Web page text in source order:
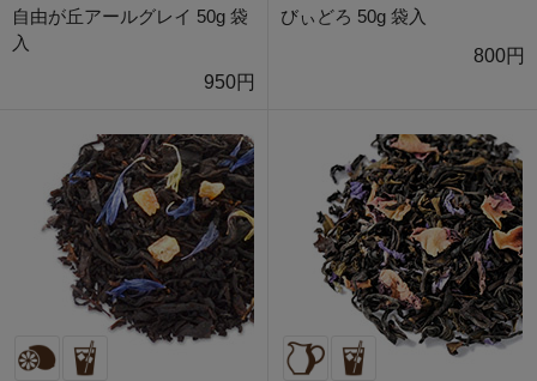
自由が丘アールグレイ 50g 袋
入
950円
びぃどろ 50g 袋入
800円